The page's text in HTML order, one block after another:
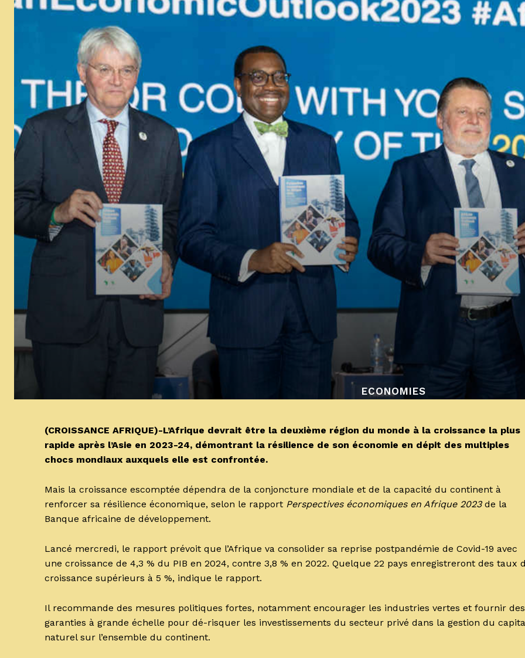
ECONOMIES
(CROISSANCE AFRIQUE)-L’Afrique devrait être la deuxième région du monde à la croissance la plus
rapide après l’Asie en 2023-24, démontrant la résilience de son économie en dépit des multiples
chocs mondiaux auxquels elle est confrontée.
Mais la croissance escomptée dépendra de la conjoncture mondiale et de la capacité du continent à
renforcer sa résilience économique, selon le rapport Perspectives économiques en Afrique 2023de la
Banque africaine de développement.
Lancé mercredi, le rapport prévoit que l’Afrique va consolider sa reprise postpandémie de Covid-19 avec
une croissance de 4,3 % du PIB en 2024, contre 3,8 % en 2022. Quelque 22 pays enregistreront des taux
croissance supérieurs à 5 %, indique le rapport.
Il recommande des mesures politiques fortes, notamment encourager les industries vertes et fournir des
garanties à grande échelle pour dé-risquer les investissements du secteur privé dans la gestion du
naturel sur l’ensemble du continent.